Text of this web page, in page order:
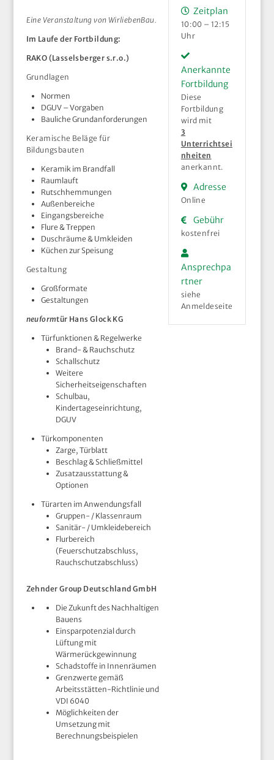
Eine Veranstaltung von WirliebenBau.
Im Laufe der Fortbildung:
RAKO (Lasselsberger s.r.o.)
Grundlagen
Normen
DGUV – Vorgaben
Bauliche Grundanforderungen
Keramische Beläge für
Bildungsbauten
Keramik im Brandfall
Raumlauft
Rutschhemmungen
Außenbereiche
Eingangsbereiche
Flure & Treppen
Duschräume & Umkleiden
Küchen zur Speisung
Gestaltung
Großformate
Gestaltungen
neuformtür Hans Glock KG
Türfunktionen & Regelwerke
Brand- & Rauchschutz
Schallschutz
Weitere
Sicherheitseigenschaften
Schulbau,
Kindertageseinrichtung,
DGUV
Türkomponenten
Zarge, Türblatt
Beschlag & Schließmittel
Zusatzausstattung &
Optionen
Türarten im Anwendungsfall
Gruppen- / Klassenraum
Sanitär- / Umkleidebereich
Flurbereich
(Feuerschutzabschluss,
Rauchschutzabschluss)
Zehnder Group Deutschland GmbH
Die Zukunft des Nachhaltigen
Bauens
Einsparpotenzial durch
Lüftung mit
Wärmerückgewinnung
Schadstoffe in Innenräumen
Grenzwerte gemäß
Arbeitsstätten-Richtlinie und
VDI 6040
Möglichkeiten der
Umsetzung mit
Berechnungsbeispielen
Zeitplan
10:00 – 12:15
Uhr
Anerkannte
Fortbildung
Diese
Fortbildung
wird mit
3
Unterrichtsei
nheiten
anerkannt.
Adresse
Online
Gebühr
kostenfrei
Ansprechpa
rtner
siehe
Anmeldeseite